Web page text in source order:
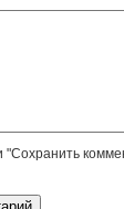
"Сохранить